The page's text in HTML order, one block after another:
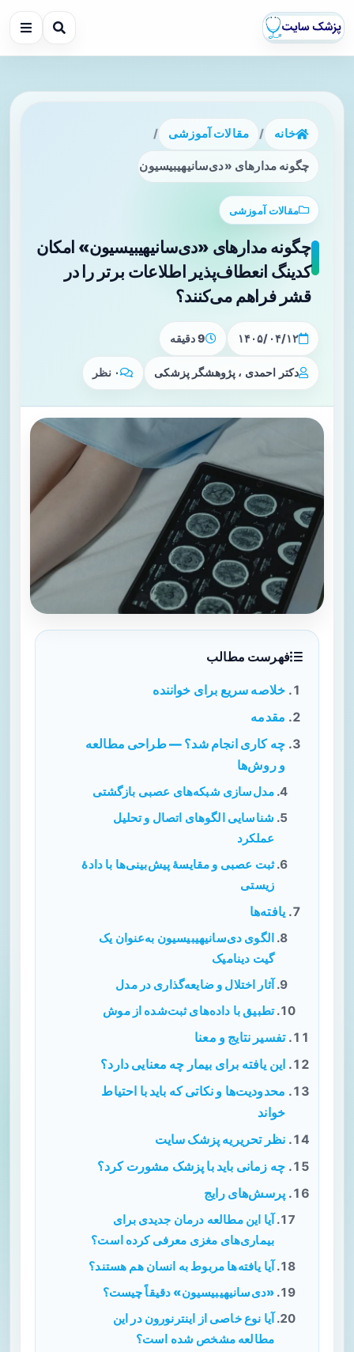
خانه / مقالات آموزشی /
چگونه مدارهای «دی‌سانیهیبیسیون» امکان کدینگ انعطاف‌پذیر
مقالات آموزشی
چگونه مدارهای «دی‌سانیهیبیسیون» امکان
کدینگ انعطاف‌پذیر اطلاعات برتر را در
قشر فراهم می‌کنند؟
۱۴۰۵/۰۴/۱۲ 9 دقیقه
دکتر احمدی ، پژوهشگر پزشکی ۰ نظر
فهرست مطالب
خلاصه سریع برای خواننده
مقدمه
چه کاری انجام شد؟ — طراحی مطالعه
و روش‌ها
مدل‌سازی شبکه‌های عصبی بازگشتی
شناسایی الگوهای اتصال و تحلیل
عملکرد
ثبت عصبی و مقایسهٔ پیش‌بینی‌ها با دادهٔ
زیستی
یافته‌ها
الگوی دی‌سانیهیبیسیون به‌عنوان یک
گیت دینامیک
آثار اختلال و ضایعه‌گذاری در مدل
تطبیق با داده‌های ثبت‌شده از موش
تفسیر نتایج و معنا
این یافته برای بیمار چه معنایی دارد؟
محدودیت‌ها و نکاتی که باید با احتیاط
خواند
نظر تحریریه پزشک سایت
چه زمانی باید با پزشک مشورت کرد؟
پرسش‌های رایج
آیا این مطالعه درمان جدیدی برای
بیماری‌های مغزی معرفی کرده است؟
آیا یافته‌ها مربوط به انسان هم هستند؟
«دی‌سانیهیبیسیون» دقیقاً چیست؟
آیا نوع خاصی از اینترنورون در این
مطالعه مشخص شده است؟